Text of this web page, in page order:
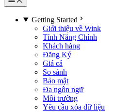
Getting Started
Giới thiệu về Wink
Tính Năng Chính
Khách hàng
Đăng Ký
Giá cả
So sánh
Bảo mật
Đa ngôn ngữ
Môi trường
Yêu cầu xóa dữ liệu